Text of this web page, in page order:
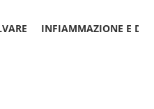
INFIAMMAZIONE E